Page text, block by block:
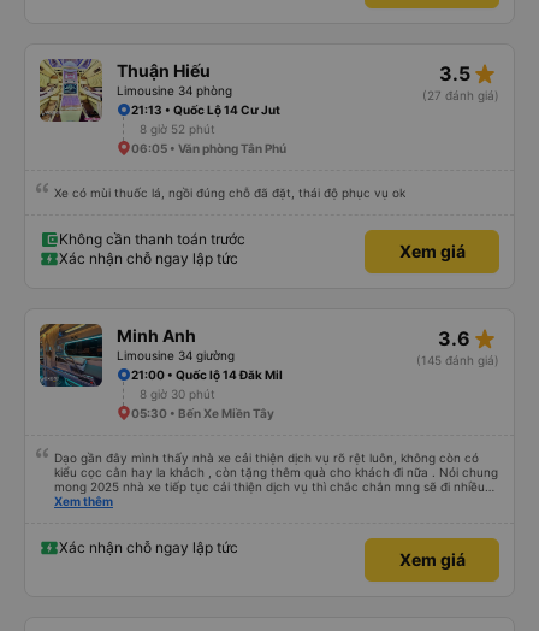
Thuận Hiếu
Limousine 34 phòng
3.5 star_rate
(27 đánh giá)
21:13 • Quốc Lộ 14 Cư Jut
8 giờ 52 phút
06:05 • Văn phòng Tân Phú
Xe có mùi thuốc lá, ngồi đúng chỗ đã đặt, thái độ phục vụ ok
Không cần thanh toán trước
Xác nhận chỗ ngay lập tức
Xem giá
Minh Anh
Limousine 34 giường
3.6 star_rate
(145 đánh giá)
21:00 • Quốc lộ 14 Đăk Mil
8 giờ 30 phút
05:30 • Bến Xe Miền Tây
Dạo gần đây mình thấy nhà xe cải thiện dịch vụ rõ rệt luôn, không còn có
kiểu cọc cằn hay la khách , còn tặng thêm quà cho khách đi nữa . Nói chung
mong 2025 nhà xe tiếp tục cải thiện dịch vụ thì chắc chắn mng sẽ đi nhiều
hơn .
Xem thêm
Xác nhận chỗ ngay lập tức
Xem giá